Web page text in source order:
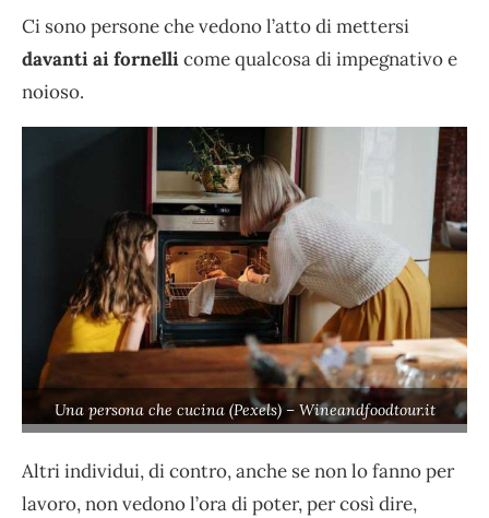
Ci sono persone che vedono l’atto di mettersi
davanti ai fornellicome qualcosa di impegnativo e
noioso.
Una persona che cucina (Pexels) – Wineandfoodtour.it
Altri individui, di contro, anche se non lo fanno per
lavoro, non vedono l’ora di poter, per così dire,